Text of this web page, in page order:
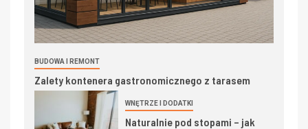
BUDOWA I REMONT
Zalety kontenera gastronomicznego z tarasem
WNĘTRZE I DODATKI
Naturalnie pod stopami – jak